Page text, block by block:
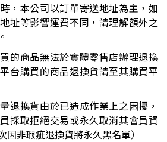
，本公司以訂單寄送地址為主，如
址等影響運費不同，請理解額外之
的商品無法於實體零售店辦理退換
台購買的商品退換貨請至其購買平
退換貨由於已造成作業上之困擾，
採取拒絕交易或永久取消其會員資
因非瑕疵退換貨將永久黑名單）